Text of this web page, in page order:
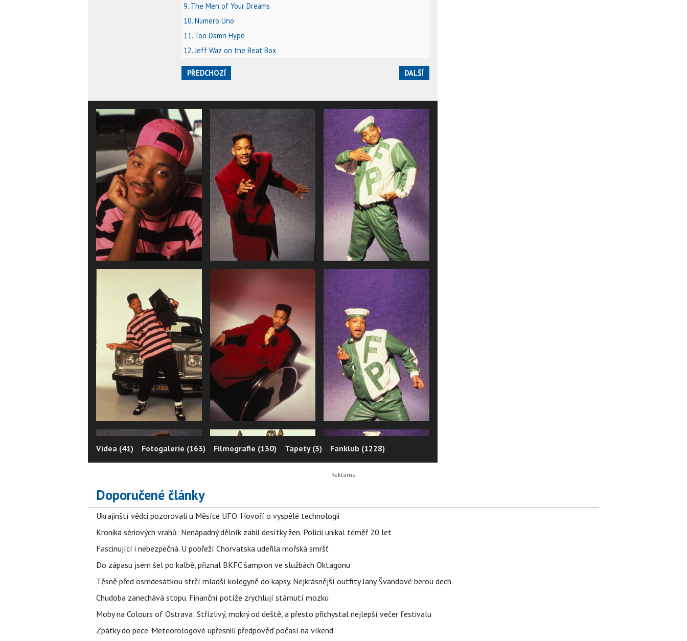
9. The Men of Your Dreams
10. Numero Uno
11. Too Damn Hype
12. Jeff Waz on the Beat Box
PŘEDCHOZÍ DALŠÍ
Videa (41) Fotogalerie (163) Filmografie (130) Tapety (3) Fanklub (1228)
Doporučené články
Ukrajinští vědci pozorovali u Měsíce UFO. Hovoří o vyspělé technologii
Kronika sériových vrahů: Nenápadný dělník zabil desítky žen. Policii unikal téměř 20 let
Fascinující i nebezpečná. U pobřeží Chorvatska udeřila mořská smršť
Do zápasu jsem šel po kalbě, přiznal BKFC šampion ve službách Oktagonu
Těsně před osmdesátkou strčí mladší kolegyně do kapsy. Nejkrásnější outfity Jany Švandové berou dech
Chudoba zanechává stopu. Finanční potíže zrychlují stárnutí mozku
Moby na Colours of Ostrava: Střízlivý, mokrý od deště, a přesto přichystal nejlepší večer festivalu
Zpátky do pece. Meteorologové upřesnili předpověď počasí na víkend